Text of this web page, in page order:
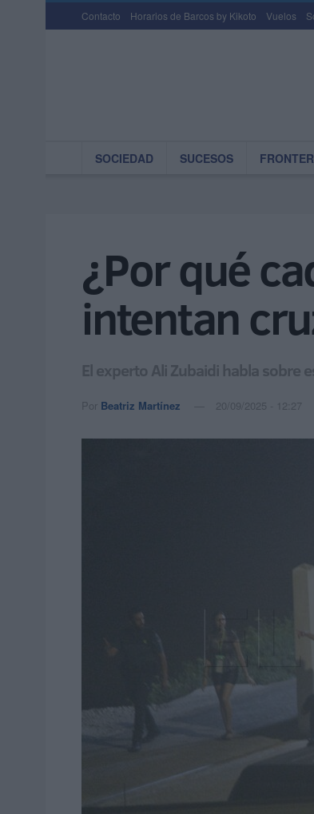
Contacto Horarios de Barcos by Kikoto Vuelos
SOCIEDAD SUCESOS
¿Por qué
intentan
El experto Ali Zubaidi habla sobre
Por Beatriz Martínez 20/09/2025 - 12:27